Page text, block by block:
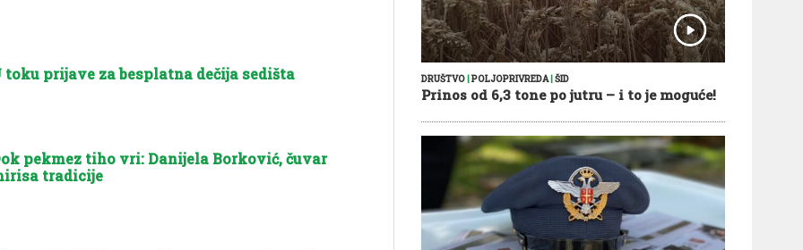
toku prijave za besplatna dečija sedišta
pekmez tiho vri: Danijela Borković, čuvar
tradicije
DRUŠTVO|POLJOPRIVREDA|ŠID
Prinos od 6,3 tone po jutru – i to je moguće!